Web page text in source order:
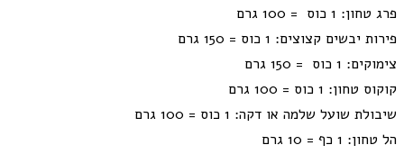
פרג טחון: 1 כוס = 100 גרם
פירות יבשים קצוצים: 1 כוס = 150 גרם
צימוקים: 1 כוס = 150 גרם
קוקוס טחון: 1 כוס = 100 גרם
שיבולת שועל שלמה או דקה: 1 כוס = 100 גרם
הל טחון: 1 כף = 10 גרם